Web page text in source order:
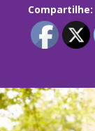
Compartilhe: